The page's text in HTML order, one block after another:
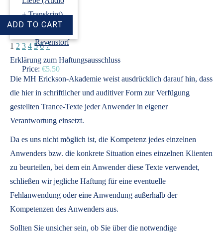
+ Transkript)
›Dirk
Revenstorf
Price: €5.50
1 2 3 4 5 6 7
Erklärung zum Haftungsausschluss
Die MH Erickson-Akademie weist ausdrücklich darauf hin, dass
die hier in schriftlicher und auditiver Form zur Verfügung
gestellten Trance-Texte jeder Anwender in eigener
Verantwortung einsetzt.
Da es uns nicht möglich ist, die Kompetenz jedes einzelnen
Anwenders bzw. die konkrete Situation eines einzelnen Klienten
zu beurteilen, bei dem ein Anwender diese Texte verwendet,
schließen wir jegliche Haftung für eine eventuelle
Fehlanwendung oder eine Anwendung außerhalb der
Kompetenzen des Anwenders aus.
Sollten Sie unsicher sein, ob Sie über die notwendige